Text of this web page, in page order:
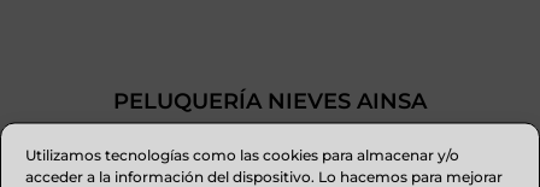
Utilizamos tecnologías como las cookies para almacenar y/o
acceder a la información del dispositivo. Lo hacemos para mejorar
PELUQUERÍA NIEVES AINSA